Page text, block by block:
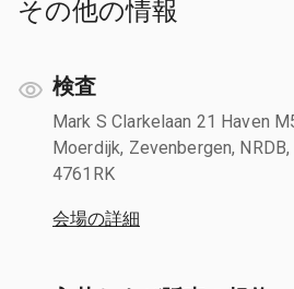
その他の情報
検査
Mark S Clarkelaan 21 Haven
Moerdijk, Zevenbergen,
4761RK
会場の詳細